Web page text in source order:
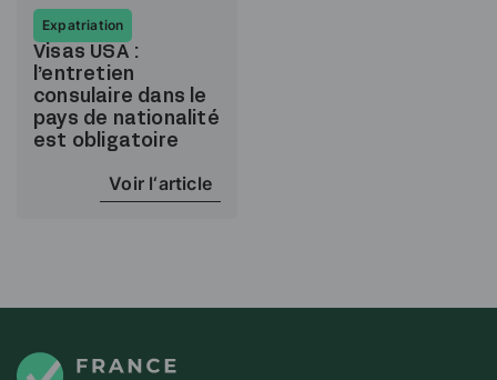
Expatriation
Visas USA :
l’entretien
consulaire dans le
pays de nationalité
est obligatoire
Voir l‘article